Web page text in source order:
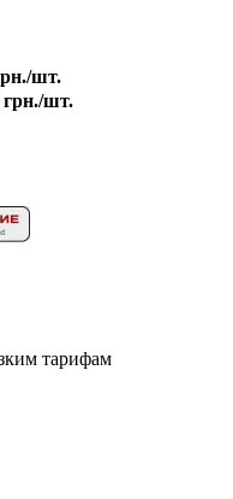
шт.
грн./шт.
тарифам